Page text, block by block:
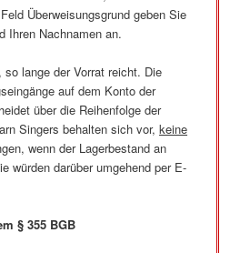
Überweisungsgrund geben Sie
Ihren Nachnamen an.
so lange der Vorrat reicht. Die
auf dem Konto der
über die Reihenfolge der
Singers behalten sich vor,keine
wenn der Lagerbestand an
würden darüber umgehend per E-
§ 355 BGB